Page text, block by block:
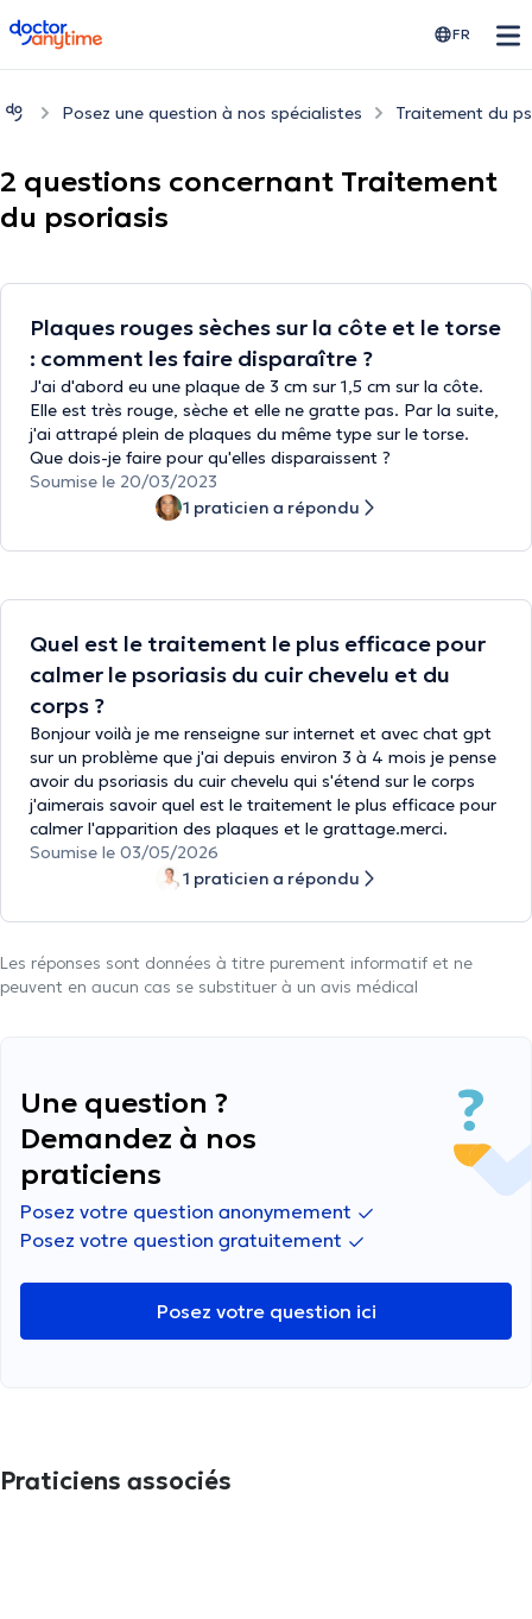
doctoranytime FR
Posez une question à nos spécialistes Traitement du
2 questions concernant Traitement
du psoriasis
Plaques rouges sèches sur la côte et le torse
: comment les faire disparaître ?
J'ai d'abord eu une plaque de 3 cm sur 1,5 cm sur la côte.
Elle est très rouge, sèche et elle ne gratte pas. Par la suite,
j'ai attrapé plein de plaques du même type sur le torse.
Que dois-je faire pour qu'elles disparaissent ?
Soumise le 20/03/2023
1 praticien a répondu
Quel est le traitement le plus efficace pour
calmer le psoriasis du cuir chevelu et du
corps ?
Bonjour voilà je me renseigne sur internet et avec chat gpt
sur un problème que j'ai depuis environ 3 à 4 mois je pense
avoir du psoriasis du cuir chevelu qui s'étend sur le corps
j'aimerais savoir quel est le traitement le plus efficace pour
calmer l'apparition des plaques et le grattage.merci.
Soumise le 03/05/2026
1 praticien a répondu
Les réponses sont données à titre purement informatif et ne
peuvent en aucun cas se substituer à un avis médical
Une question ?
Demandez à nos
praticiens
Posez votre question anonymement
Posez votre question gratuitement
Posez votre question ici
Praticiens associés